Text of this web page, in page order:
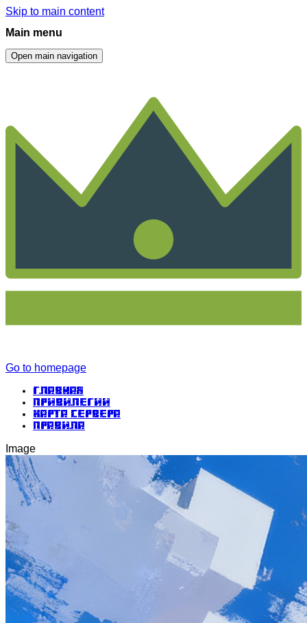
Skip to main content
Main menu
Open main navigation
Go to homepage
Главная
Привилегии
Карта сервера
Правила
Image